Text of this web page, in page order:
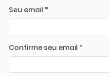
Seu email *
Confirme seu email *